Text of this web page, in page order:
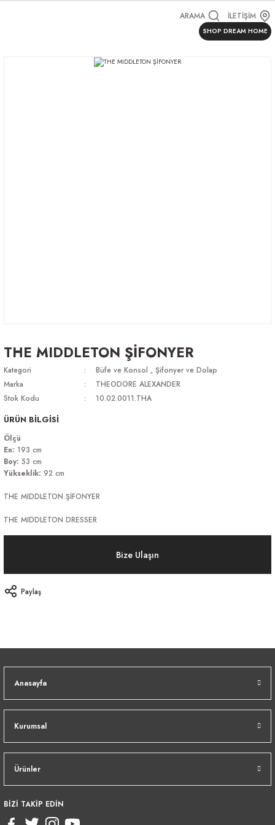
ARAMA İLETİŞİM
SHOP DREAM HOME
THE MIDDLETON ŞİFONYER
Kategori Büfe ve Konsol , Şifonyer ve Dolap
Marka
THEODORE ALEXANDER
Stok Kodu
10.02.0011.THA
ÜRÜN BİLGİSİ
Ölçü
En: 193 cm
Boy: 53 cm
Yükseklik: 92 cm
THE MIDDLETON ŞİFONYER
THE MIDDLETON DRESSER
Bize Ulaşın
Paylaş
Anasayfa
Kurumsal
Ürünler
BİZİ TAKİP EDİN